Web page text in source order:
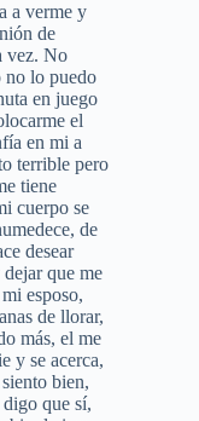
a verme y
de
vez. No
no lo puedo
en juego
el
en mi a
terrible pero
tiene
cuerpo se
de
desear
dejar que me
esposo,
de llorar,
más, el me
y se acerca,
bien,
que sí,